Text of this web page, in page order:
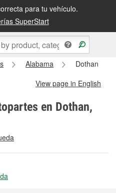
para tu vehículo.
SuperStart
Alabama
Dothan
View page in English
en Dothan,